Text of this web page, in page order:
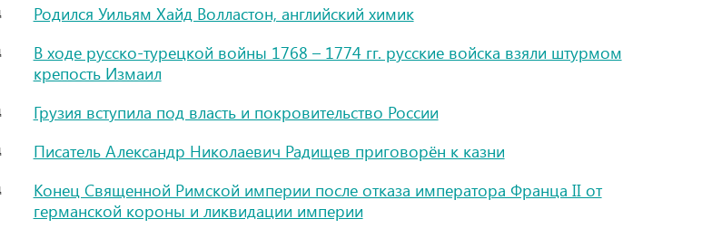
Родился Уильям Хайд Волластон, английский химик
В ходе русско-турецкой войны 1768 – 1774 гг. русские войска взяли штурмом
крепость Измаил
Грузия вступила под власть и покровительство России
Писатель Александр Николаевич Радищев приговорён к казни
Конец Священной Римской империи после отказа императора Франца II от
германской короны и ликвидации империи